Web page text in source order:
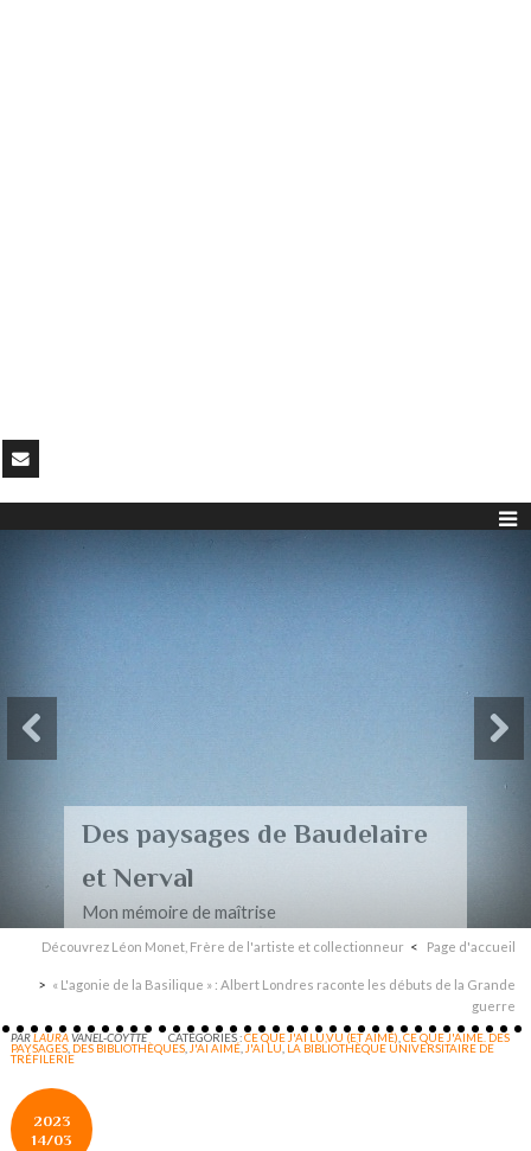
Des paysages de Baudelaire
et Nerval
Mon mémoire de maîtrise
Découvrez Léon Monet, Frère de l'artiste et collectionneur Page d'accueil
« L'agonie de la Basilique » : Albert Londres raconte les débuts de la Grande
guerre
PARLAURAVANEL-COYTTE CATÉGORIES :CE QUE J'AI LU,VU (ET AIMÉ) ,CE QUE J'AIME. DES
PAYSAGES DES BIBLIOTHÈQUES J'AI AIMÉ J'AI LU LA BIBLIOTHÈQUE UNIVERSITAIRE DE
TRÉFILERIE
2023
14/03